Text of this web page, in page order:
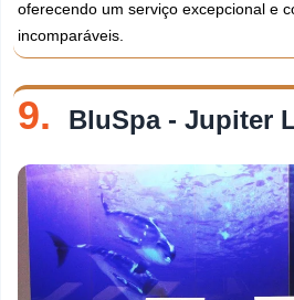
oferecendo um serviço excepcional e
incomparáveis.
9. BluSpa - Jupiter